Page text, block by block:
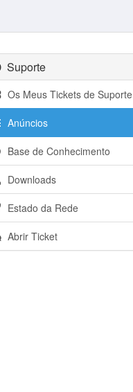
Suporte
Os Meus Tickets de Suporte
Anúncios
Base de Conhecimento
Downloads
Estado da Rede
Abrir Ticket